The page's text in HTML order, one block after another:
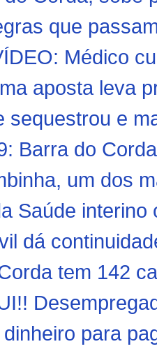
que
Médico
aposta leva
sequestrou e
Barra do
um dos
Saúde
dá
tem 142
dinheiro para